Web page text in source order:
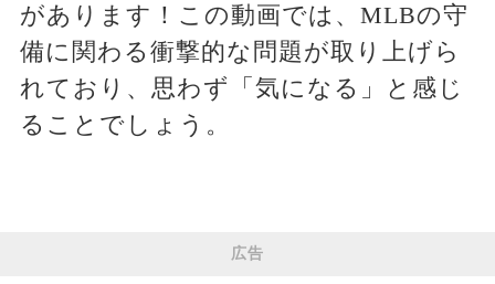
があります！この動画では、MLBの守
備に関わる衝撃的な問題が取り上げら
れており、思わず「気になる」と感じ
ることでしょう。
広告